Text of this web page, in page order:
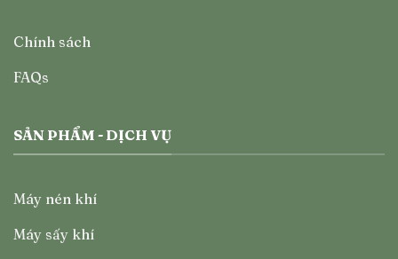
Chính sách
FAQs
SẢN PHẨM - DỊCH VỤ
Máy nén khí
Máy sấy khí